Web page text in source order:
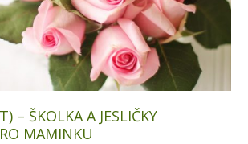
– ŠKOLKA A JESLIČKY
MAMINKU